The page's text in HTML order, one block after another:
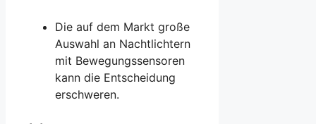
Die auf dem Markt große
Auswahl an Nachtlichtern
mit Bewegungssensoren
kann die Entscheidung
erschweren.